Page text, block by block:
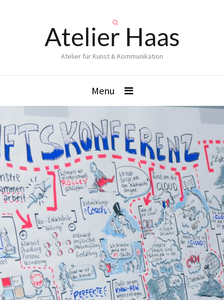
Atelier Haas
Atelier für Kunst & Kommunikation
Menu